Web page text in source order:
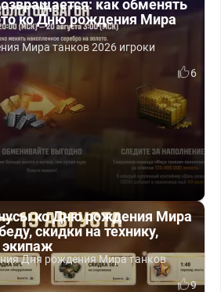
как обменять
ко Дню рождения Мира
Мира танков 2026 игроки
6
ко Дню рождения Мира
скидки на технику,
экипаж
Дня рождения Мира танков
9